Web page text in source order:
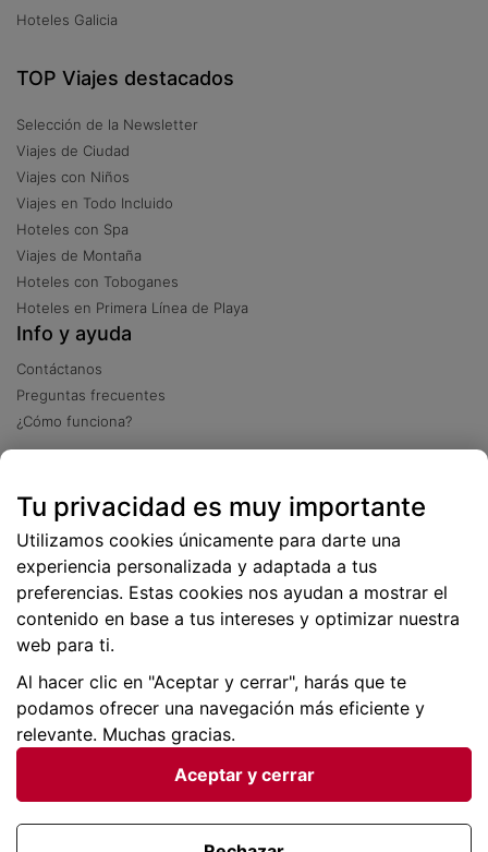
Hoteles Galicia
TOP Viajes destacados
Selección de la Newsletter
Viajes de Ciudad
Viajes con Niños
Viajes en Todo Incluido
Hoteles con Spa
Viajes de Montaña
Hoteles con Toboganes
Hoteles en Primera Línea de Playa
Info y ayuda
Contáctanos
Preguntas frecuentes
¿Cómo funciona?
Más de 2 millones de descargas
Condiciones generales |Privacidad de datos | Política
Tu privacidad es muy importante
Utilizamos cookies únicamente para darte una
experiencia personalizada y adaptada a tus
preferencias. Estas cookies nos ayudan a mostrar el
contenido en base a tus intereses y optimizar nuestra
web para ti.
Al hacer clic en "Aceptar y cerrar", harás que te
podamos ofrecer una navegación más eficiente y
relevante. Muchas gracias.
Aceptar y cerrar